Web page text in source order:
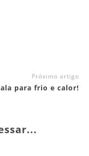
Próximo artigo
para frio e calor!